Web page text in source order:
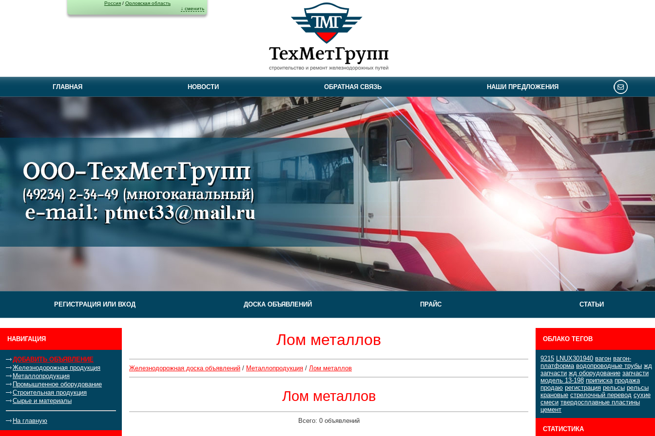
Россия/ Орловская область
↓ сменить
ГЛАВНАЯ НОВОСТИ ОБРАТНАЯ СВЯЗЬ НАШИ ПРЕДЛОЖЕНИЯ
РЕГИСТРАЦИЯ ИЛИ ВХОД ДОСКА ОБЪЯВЛЕНИЙ ПРАЙС СТАТЬИ
НАВИГАЦИЯ
ДОБАВИТЬ ОБЪЯВЛЕНИЕ
Железнодорожная продукция
Металлопродукция
Промышленное оборудование
Строительная продукция
Сырье и материалы
На главную
ОБЛАКО ТЕГОВ
9215 LNUX301940 вагон вагон-
платформа водопроводные трубы жд
запчасти жд оборудование запчасти
модель 13-198 приписка продажа
продаю регистрация рельсы рельсы
крановые стрелочный перевод сухие
смеси твердосплавные пластины
цемент
СТАТИСТИКА
Лом металлов
Железнодорожная доска объявлений / Металлопродукция / Лом металлов
Лом металлов
Всего: 0 объявлений